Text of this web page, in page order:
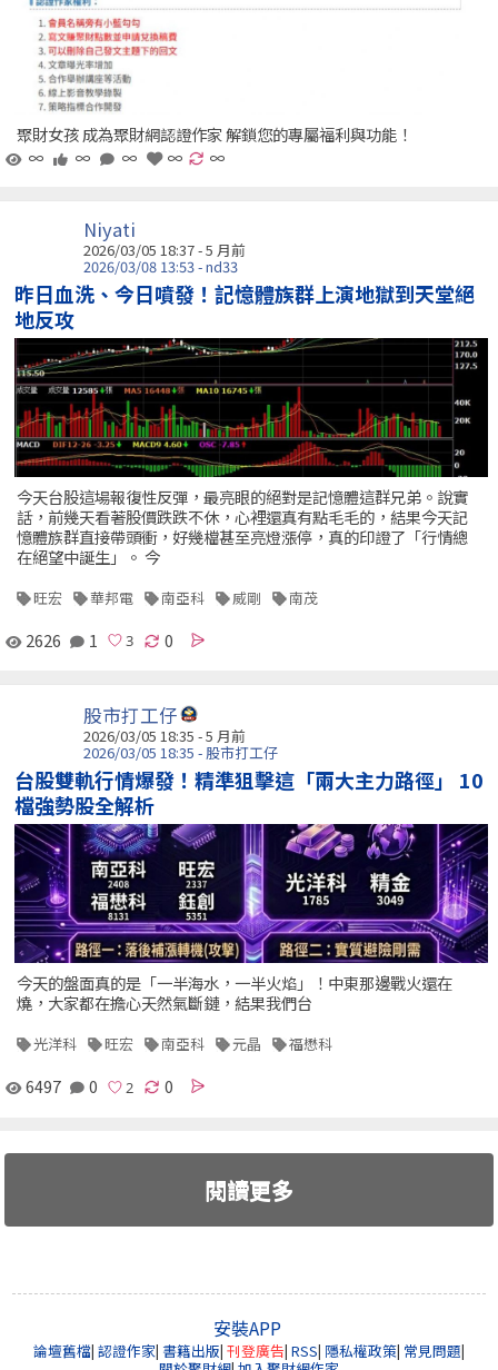
聚財女孩 成為聚財網認證作家 解鎖您的專屬福利與功能！
∞
∞ ∞ ∞ ∞
Niyati
2026/03/05 18:37 - 5 月前
2026/03/08 13:53 - nd33
昨日血洗、今日噴發！記憶體族群上演地獄到天堂絕
地反攻
今天台股這場報復性反彈，最亮眼的絕對是記憶體這群兄弟。說實
話，前幾天看著股價跌跌不休，心裡還真有點毛毛的，結果今天記
憶體族群直接帶頭衝，好幾檔甚至亮燈漲停，真的印證了「行情總
在絕望中誕生」。 今
旺宏 華邦電 南亞科 威剛 南茂
2626 1 0
股市打工仔
2026/03/05 18:35 - 5 月前
2026/03/05 18:35 - 股市打工仔
台股雙軌行情爆發！精準狙擊這「兩大主力路徑」 10
檔強勢股全解析
今天的盤面真的是「一半海水，一半火焰」！中東那邊戰火還在
燒，大家都在擔心天然氣斷鏈，結果我們台
光洋科 旺宏 南亞科 元晶 福懋科
6497 0 0
閱讀更多
安裝APP
論壇舊檔| 認證作家| 書籍出版| 刊登廣告| RSS| 隱私權政策| 常見問題|